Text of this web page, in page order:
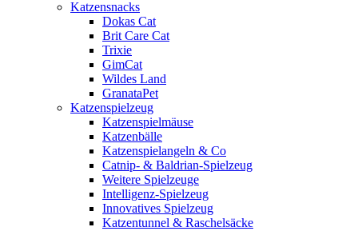
Katzensnacks
Dokas Cat
Brit Care Cat
Trixie
GimCat
Wildes Land
GranataPet
Katzenspielzeug
Katzenspielmäuse
Katzenbälle
Katzenspielangeln & Co
Catnip- & Baldrian-Spielzeug
Weitere Spielzeuge
Intelligenz-Spielzeug
Innovatives Spielzeug
Katzentunnel & Raschelsäcke